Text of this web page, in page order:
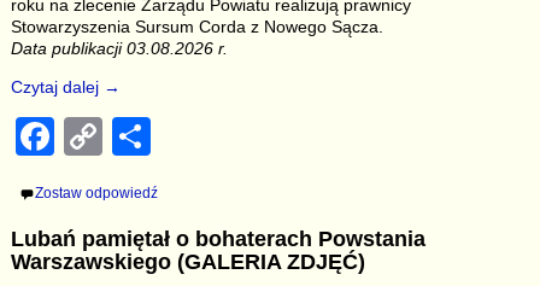
roku na zlecenie Zarządu Powiatu realizują prawnicy
Stowarzyszenia Sursum Corda z Nowego Sącza.
Data publikacji 03.08.2026 r.
Czytaj dalej →
F
e
C
p
y
h
e
Zostaw odpowiedź
Lubań pamiętał o bohaterach Powstania
Warszawskiego (GALERIA ZDJĘĆ)